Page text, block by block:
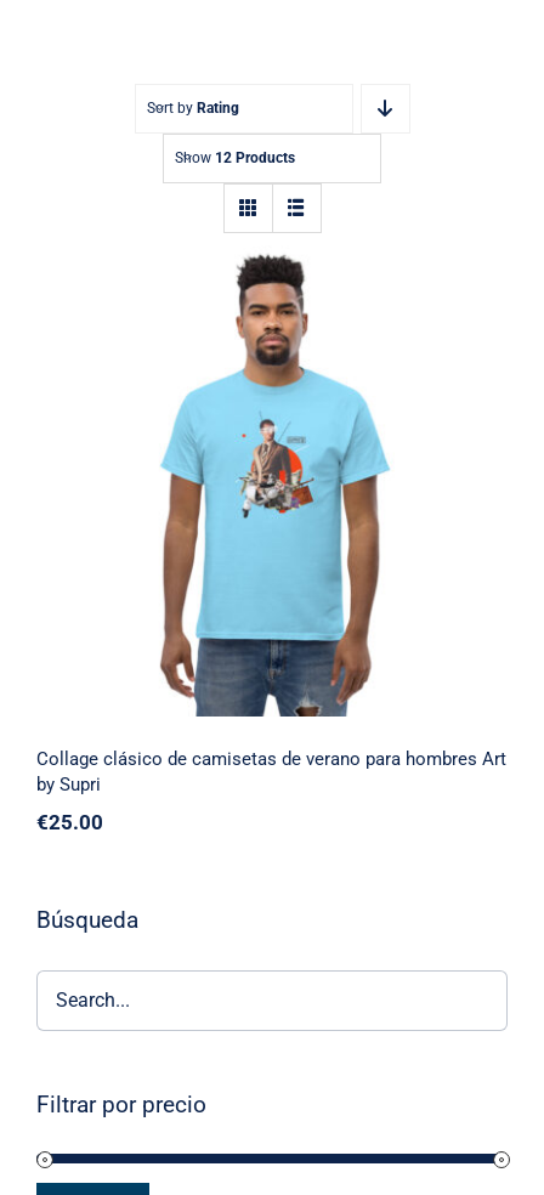
Sort by Rating
Show 12 Products
Collage clásico de camisetas de verano
para hombres Art by Supri
Collage clásico de camisetas de verano para hombres Art
by Supri
€25.00
Búsqueda
Filtrar por precio